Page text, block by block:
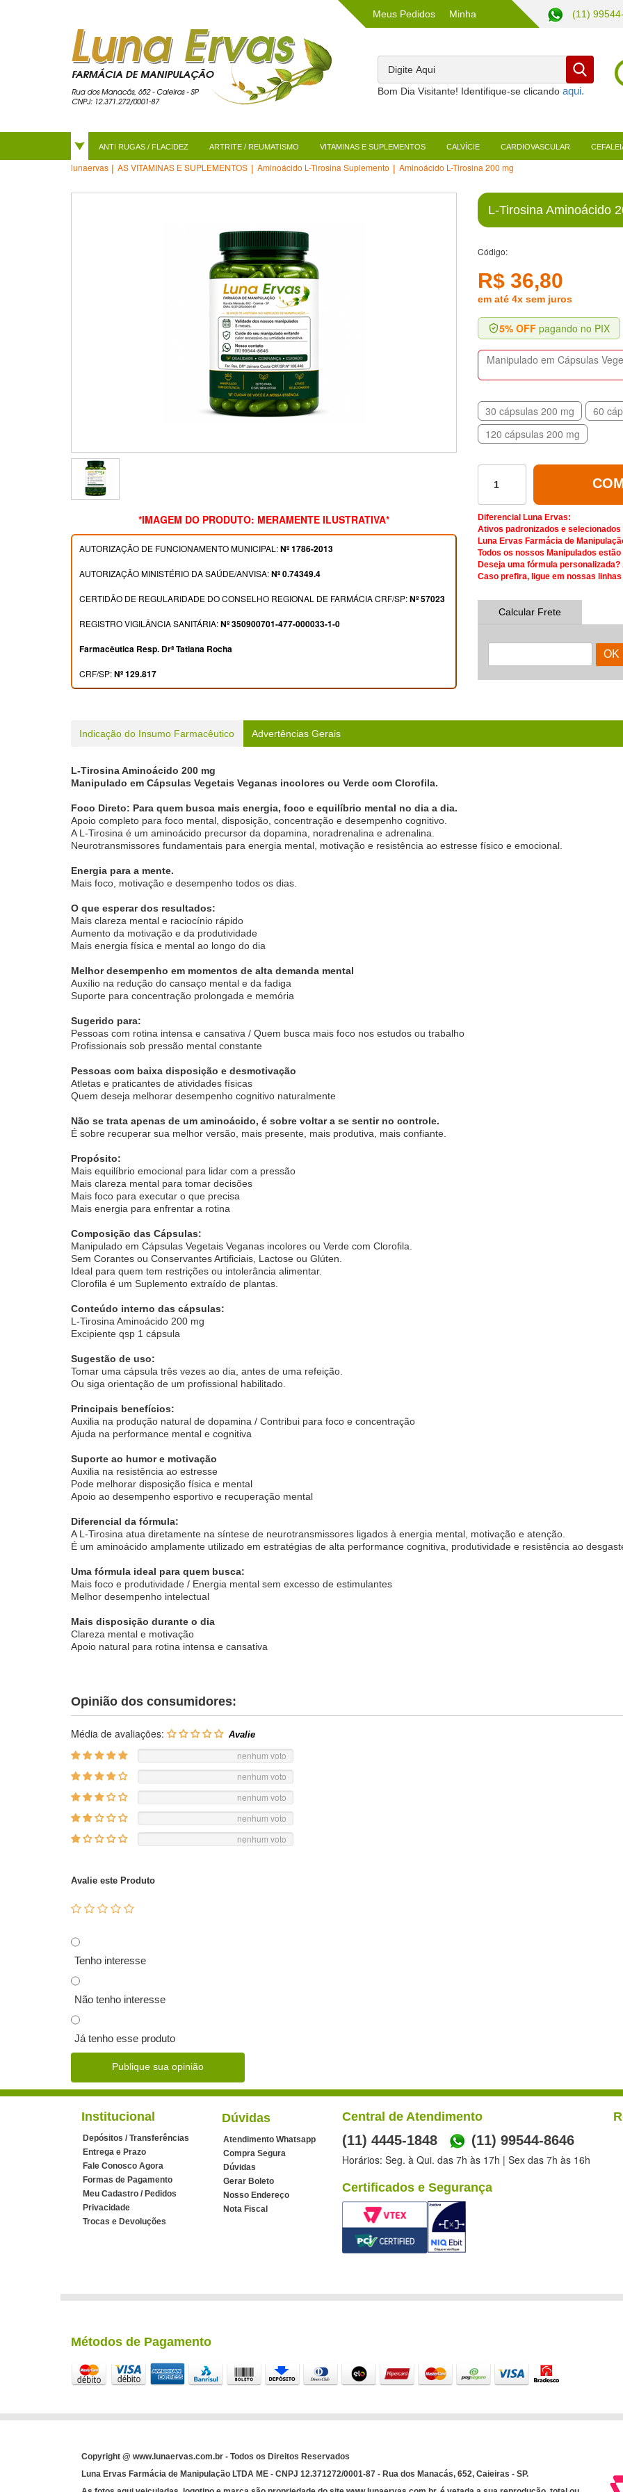
Meus Pedidos Minha (11)
Bom Dia Visitante! Identifique-se clicando
ANTI RUGAS / FLACIDEZ ARTRITE / REUMATISMO VITAMINAS E SUPLEMENTOS CALVÍCIE CARDIOVASCULAR
lunaervas AS VITAMINAS E SUPLEMENTOS Aminoácido L-Tirosina Suplemento Aminoácido L-Tirosina 200 mg
*IMAGEM DO PRODUTO: MERAMENTE ILUSTRATIVA*
AUTORIZAÇÃO DE FUNCIONAMENTO MUNICIPAL:Nº 1786-2013
AUTORIZAÇÃO MINISTÉRIO DA SAÚDE/ANVISA:Nº 0.74349.4
CERTIDÃO DE REGULARIDADE DO CONSELHO REGIONAL DE FARMÁCIA CRF/SP:Nº 57023
REGISTRO VIGILÂNCIA SANITÁRIA:Nº 350900701-477-000033-1-0
Farmacêutica Resp. Drª Tatiana Rocha
CRF/SP:Nº 129.817
L-Tirosina Aminoácido
Código:
R$ 36,80
em até 4x sem juros
5% OFF pagando no PIX
Manipulado em Cápsulas
30 cápsulas 200 mg 60
120 cápsulas 200 mg
Diferencial Luna Ervas:
Ativos padronizados e
Luna Ervas Farmácia de
Todos os nossos Manipulados
Deseja uma fórmula
Caso prefira, ligue em nossas linhas
Calcular Frete
Indicação do Insumo Farmacêutico Advertências Gerais
L-Tirosina Aminoácido 200 mg
Manipulado em Cápsulas Vegetais Veganas incolores ou Verde com Clorofila.
Foco Direto: Para quem busca mais energia, foco e equilíbrio mental no dia a dia.
Apoio completo para foco mental, disposição, concentração e desempenho cognitivo.
A L-Tirosina é um aminoácido precursor da dopamina, noradrenalina e adrenalina.
Neurotransmissores fundamentais para energia mental, motivação e resistência ao estresse físico e emocional.
Energia para a mente.
Mais foco, motivação e desempenho todos os dias.
O que esperar dos resultados:
Mais clareza mental e raciocínio rápido
Aumento da motivação e da produtividade
Mais energia física e mental ao longo do dia
Melhor desempenho em momentos de alta demanda mental
Auxílio na redução do cansaço mental e da fadiga
Suporte para concentração prolongada e memória
Sugerido para:
Pessoas com rotina intensa e cansativa / Quem busca mais foco nos estudos ou trabalho
Profissionais sob pressão mental constante
Pessoas com baixa disposição e desmotivação
Atletas e praticantes de atividades físicas
Quem deseja melhorar desempenho cognitivo naturalmente
Não se trata apenas de um aminoácido, é sobre voltar a se sentir no controle.
É sobre recuperar sua melhor versão, mais presente, mais produtiva, mais confiante.
Propósito:
Mais equilíbrio emocional para lidar com a pressão
Mais clareza mental para tomar decisões
Mais foco para executar o que precisa
Mais energia para enfrentar a rotina
Composição das Cápsulas:
Manipulado em Cápsulas Vegetais Veganas incolores ou Verde com Clorofila.
Sem Corantes ou Conservantes Artificiais, Lactose ou Glúten.
Ideal para quem tem restrições ou intolerância alimentar.
Clorofila é um Suplemento extraído de plantas.
Conteúdo interno das cápsulas:
L-Tirosina Aminoácido 200 mg
Excipiente qsp 1 cápsula
Sugestão de uso:
Tomar uma cápsula três vezes ao dia, antes de uma refeição.
Ou siga orientação de um profissional habilitado.
Principais benefícios:
Auxilia na produção natural de dopamina / Contribui para foco e concentração
Ajuda na performance mental e cognitiva
Suporte ao humor e motivação
Auxilia na resistência ao estresse
Pode melhorar disposição física e mental
Apoio ao desempenho esportivo e recuperação mental
Diferencial da fórmula:
A L-Tirosina atua diretamente na síntese de neurotransmissores ligados à energia mental, motivação e atenção.
É um aminoácido amplamente utilizado em estratégias de alta performance cognitiva, produtividade e resistência ao
Uma fórmula ideal para quem busca:
Mais foco e produtividade / Energia mental sem excesso de estimulantes
Melhor desempenho intelectual
Mais disposição durante o dia
Clareza mental e motivação
Apoio natural para rotina intensa e cansativa
Opinião dos consumidores:
Média de avaliações:
nenhum voto
nenhum voto
nenhum voto
nenhum voto
nenhum voto
Avalie este Produto
Tenho interesse
Não tenho interesse
Já tenho esse produto
Publique sua opinião
Institucional
Depósitos / Transferências
Entrega e Prazo
Fale Conosco Agora
Formas de Pagamento
Meu Cadastro / Pedidos
Privacidade
Trocas e Devoluções
Dúvidas
Atendimento Whatsapp
Compra Segura
Dúvidas
Gerar Boleto
Nosso Endereço
Nota Fiscal
Central de Atendimento
(11) 4445-1848 (11) 99544-8646
Horários: Seg. à Qui. das 7h às 17h | Sex das 7h às 16h
Certificados e Segurança
Métodos de Pagamento
Copyright @ www.lunaervas.com.br - Todos os Direitos Reservados
Luna Ervas Farmácia de Manipulação LTDA ME - CNPJ 12.371272/0001-87 - Rua dos Manacás, 652, Caieiras - SP.